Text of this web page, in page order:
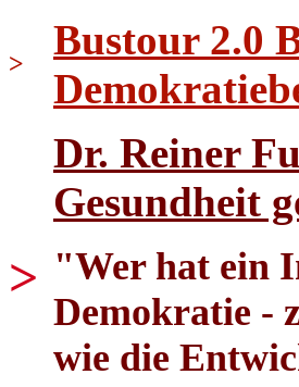
>
Bustour 2.0
>
Dr. Reiner
Gesundheit
"Wer hat ein
Demokratie -
wie die